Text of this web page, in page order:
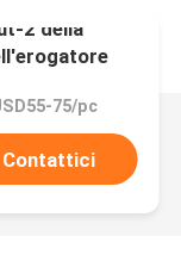
2 della
75/pc
Contattici